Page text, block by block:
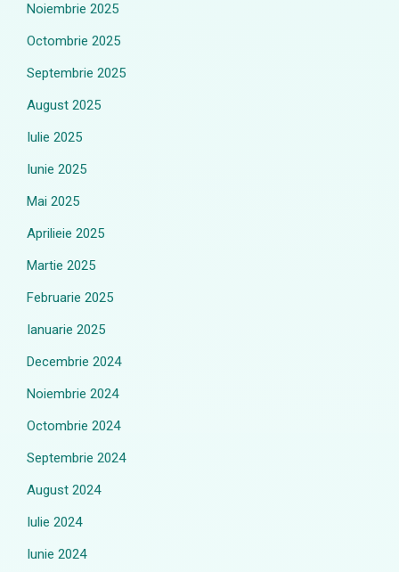
Noiembrie 2025
Octombrie 2025
Septembrie 2025
August 2025
Iulie 2025
Iunie 2025
Mai 2025
Aprilieie 2025
Martie 2025
Februarie 2025
Ianuarie 2025
Decembrie 2024
Noiembrie 2024
Octombrie 2024
Septembrie 2024
August 2024
Iulie 2024
Iunie 2024